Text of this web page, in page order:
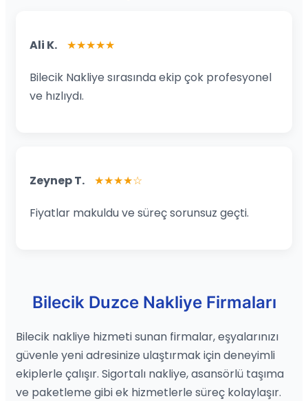
Ali K. ★★★★★
Bilecik Nakliye sırasında ekip çok profesyonel
ve hızlıydı.
Zeynep T. ★★★★☆
Fiyatlar makuldu ve süreç sorunsuz geçti.
Bilecik Duzce Nakliye Firmaları
Bilecik nakliye hizmeti sunan firmalar, eşyalarınızı
güvenle yeni adresinize ulaştırmak için deneyimli
ekiplerle çalışır. Sigortalı nakliye, asansörlü taşıma
ve paketleme gibi ek hizmetlerle süreç kolaylaşır.